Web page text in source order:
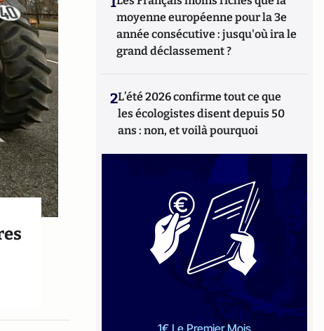
moyenne européenne pour la 3e
année consécutive : jusqu'où ira le
grand déclassement ?
2L’été 2026 confirme tout ce que
les écologistes disent depuis 50
ans : non, et voilà pourquoi
1€ Le Premier Mois